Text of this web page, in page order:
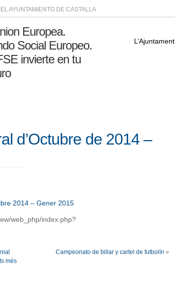
AYUNTAMIENTO DE CASTALLA
L’Ajuntament
d’Octubre de 2014 –
2014 – Gener 2015
web_php/index.php?
més
Campeonato de billar y cartel de futbolín »